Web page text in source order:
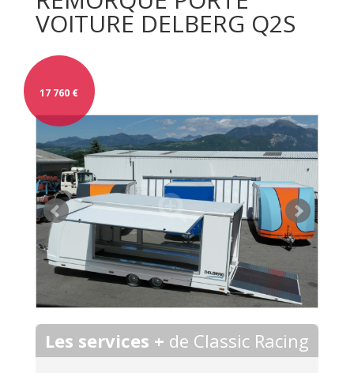
VOITURE DELBERG Q2S
17 760 €
Les services + de Classic Racing